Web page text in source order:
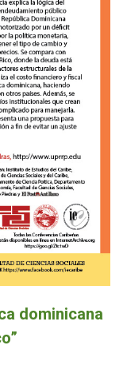
dominicana